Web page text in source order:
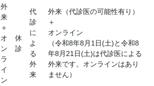
外
来
＋
オ
ン
ラ
イ
ン
休
診
代
診
に
よ
る
外
来
外来（代診医の可能性有り）
＋
オンライン
（令和8年8月1日(土)と令和8
年8月21日(土)は代診医による
外来です。オンラインはあり
ません）